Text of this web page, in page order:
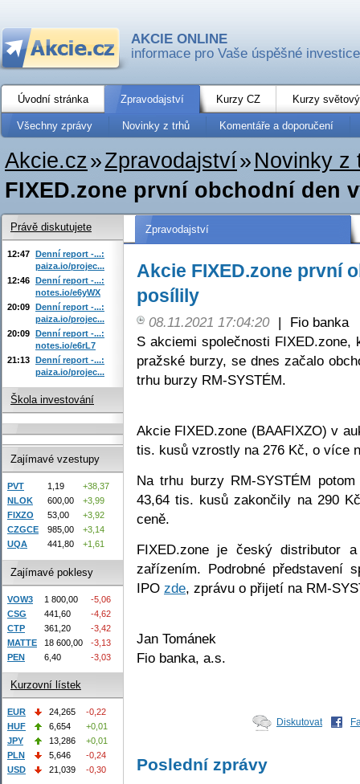
AKCIE ONLINE
informace pro Vaše úspěšné investice
Úvodní stránka Zpravodajství Kurzy CZ Kurzy
Všechny zprávy Novinky z trhů Komentáře a doporučení
Akcie.cz»Zpravodajství» Novinky z
FIXED.zone první obchodní den
Zpravodajství
Akcie FIXED.zone první
posílily
08.11.2021 17:04:20 |
Fio banka
S akciemi společnosti FIXED.zone,
pražské burzy, se dnes začalo
trhu burzy RM-SYSTÉM.
Akcie FIXED.zone (BAAFIXZO) v
tis. kusů vzrostly na 276 Kč, o více
Na trhu burzy RM-SYSTÉM
43,64 tis. kusů zakončily na 290
ceně.
FIXED.zone je český distributor
zařízením. Podrobné představení
IPO zde, zprávu o přijetí na RM-
Jan Tománek
Fio banka, a.s.
Diskutovat
Poslední zprávy
Právě diskutujete
12:47 Denní report -...:
paiza.io/projec...
12:46 Denní report -...:
notes.io/e6yWX
20:09 Denní report -...:
paiza.io/projec...
20:09 Denní report -...:
notes.io/e6rL7
21:13 Denní report -...:
paiza.io/projec...
Škola investování
Zajímavé vzestupy
PVT 1,19
+38,37
NLOK
600,00
+3,99
FIXZO
53,00
+3,92
CZGCE
985,00
+3,14
UQA
441,80 +1,61
Zajímavé poklesy
VOW3 1 800,00
-5,06
CSG
441,60
-4,62
CTP
361,20
-3,42
MATTE
18 600,00
-3,13
PEN
6,40 -3,03
Kurzovní lístek
EUR 24,265
-0,22
HUF
6,654
+0,01
JPY
13,286
+0,01
PLN
5,646
-0,24
USD
21,039 -0,30